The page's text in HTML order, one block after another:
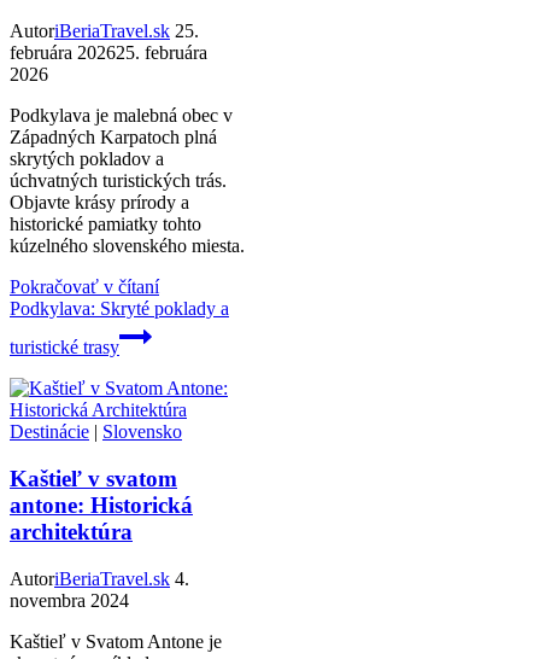
AutoriBeriaTravel.sk 25.
februára 202625. februára
2026
Podkylava je malebná obec v
Západných Karpatoch plná
skrytých pokladov a
úchvatných turistických trás.
Objavte krásy prírody a
historické pamiatky tohto
kúzelného slovenského miesta.
Pokračovať v čítaní
Podkylava: Skryté poklady a
turistické trasy
Destinácie | Slovensko
Kaštieľ v svatom
antone: Historická
architektúra
AutoriBeriaTravel.sk 4.
novembra 2024
Kaštieľ v Svatom Antone je